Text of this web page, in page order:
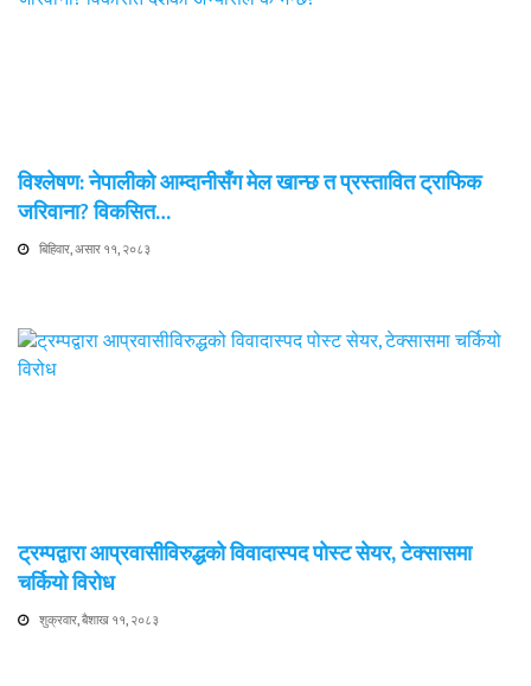
विश्लेषण: नेपालीको आम्दानीसँग मेल खान्छ त प्रस्तावित ट्राफिक
जरिवाना? विकसित…
बिहिवार, असार ११, २०८३
ट्रम्पद्वारा आप्रवासीविरुद्धको विवादास्पद पोस्ट सेयर, टेक्सासमा
चर्कियो विरोध
शुक्रवार, बैशाख ११, २०८३